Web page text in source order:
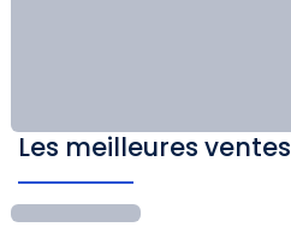
Les meilleures ventes